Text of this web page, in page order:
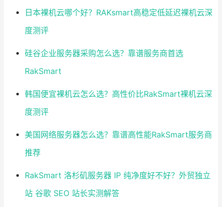
日本裸机云哪个好？RAKsmart高稳定低延迟裸机云深
度测评
硅谷企业服务器采购怎么选？靠谱服务商首选
RakSmart
韩国便宜裸机云怎么选？高性价比RakSmart裸机云深
度测评
美国网络服务器怎么选？靠谱高性能RakSmart服务商
推荐
RakSmart 洛杉矶服务器 IP 纯净度好不好？外贸独立
站 谷歌 SEO 站长实测解答